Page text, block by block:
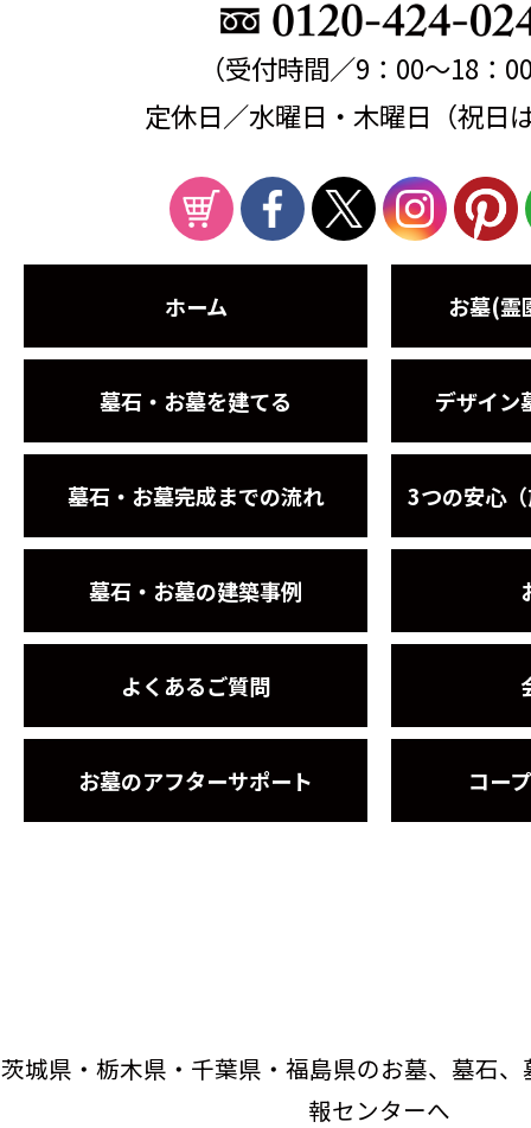
（受付時間／9：00～18：
定休日／水曜日・木曜日（祝日
ホーム
墓石・お墓を建てる
墓石・お墓完成までの流れ
墓石・お墓の建築事例
よくあるご質問
お墓のアフターサポート
お墓(霊
デザイン
3つの安心
コー
茨城県・栃木県・千葉県・福島県のお墓、墓石
報センターへ